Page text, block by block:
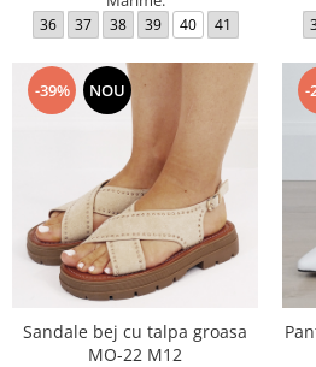
36 37 38 39 40 41
-39% NOU
Sandale bej cu talpa groasa
MO-22 M12
-